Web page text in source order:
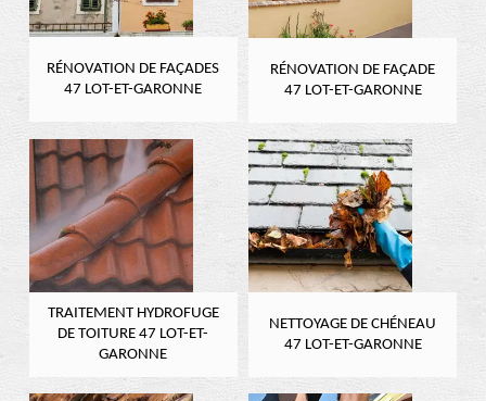
RÉNOVATION DE FAÇADES
47 LOT-ET-GARONNE
RÉNOVATION DE FAÇADE
47 LOT-ET-GARONNE
TRAITEMENT HYDROFUGE
DE TOITURE 47 LOT-ET-
GARONNE
NETTOYAGE DE CHÉNEAU
47 LOT-ET-GARONNE